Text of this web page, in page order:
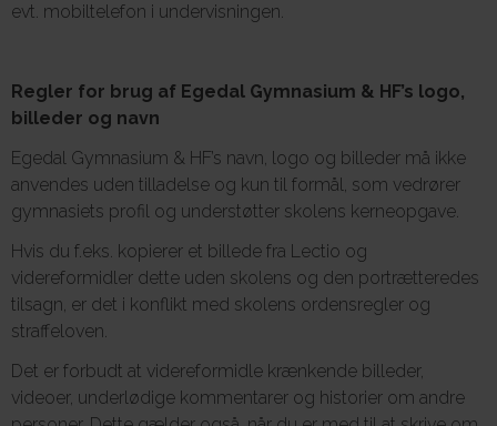
evt. mobiltelefon i undervisningen.
Regler for brug af Egedal Gymnasium & HF’s logo,
billeder og navn
Egedal Gymnasium & HF’s navn, logo og billeder må ikke
anvendes uden tilladelse og kun til formål, som vedrører
gymnasiets profil og understøtter skolens kerneopgave.
Hvis du f.eks. kopierer et billede fra Lectio og
videreformidler dette uden skolens og den portrætteredes
tilsagn, er det i konflikt med skolens ordensregler og
straffeloven.
Det er forbudt at videreformidle krænkende billeder,
videoer, underlødige kommentarer og historier om andre